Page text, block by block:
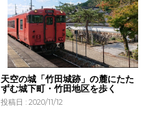
天空の城「竹田城跡」の麓にたた
ずむ城下町・竹田地区を歩く
投稿日 : 2020/11/12